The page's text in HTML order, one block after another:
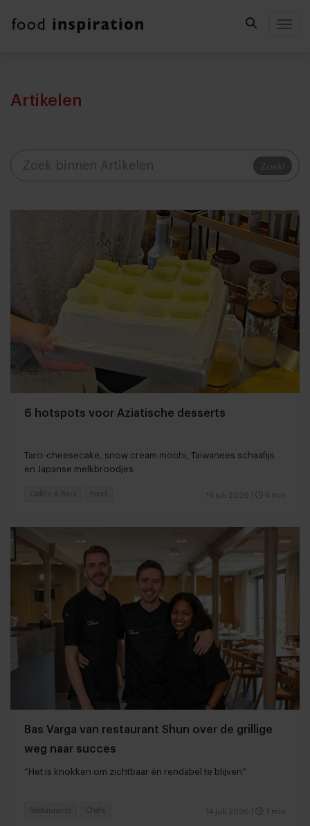
Artikelen
Zoek!
6 hotspots voor Aziatische desserts
Taro-cheesecake, snow cream mochi, Taiwanees schaafijs
en Japanse melkbroodjes
14 juli 2026 4 min
Café's & Bars Food
Bas Varga van restaurant Shun over de grillige
weg naar succes
“Het is knokken om zichtbaar én rendabel te blijven”
14 juli 2026 7 min
Restaurants Chefs